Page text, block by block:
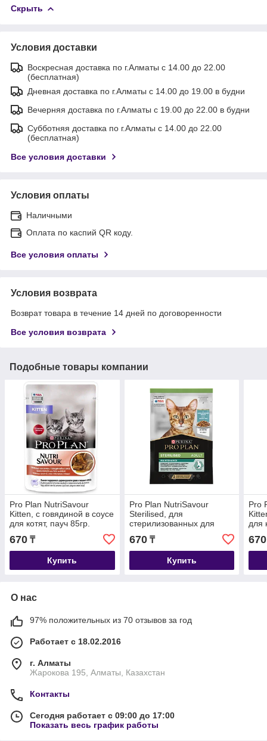
Скрыть
Условия доставки
Воскресная доставка по г.Алматы с 14.00 до 22.00
(бесплатная)
Дневная доставка по г.Алматы с 14.00 до 19.00 в будни
Вечерняя доставка по г.Алматы с 19.00 до 22.00 в будни
Субботняя доставка по г.Алматы с 14.00 до 22.00
(бесплатная)
Все условия доставки
Условия оплаты
Наличными
Оплата по каспий QR коду.
Все условия оплаты
Условия возврата
Возврат товара в течение 14 дней по договоренности
Все условия возврата
Подобные товары компании
Pro Plan NutriSavour
Kitten, с говядиной в соусе
для котят, пауч 85гр.
670 ₸
Купить
Pro Plan NutriSavour
Sterilised, для
стерилизованных для
кошек с океанической
рыбой в желе, пауч 85гр.
670₸
Купить
Pro
для
670
О нас
97% положительных из 70 отзывов за год
Работает с 18.02.2016
г. Алматы
Жарокова 195, Алматы, Казахстан
Контакты
Сегодня работает с 09:00 до 17:00
Показать весь график работы